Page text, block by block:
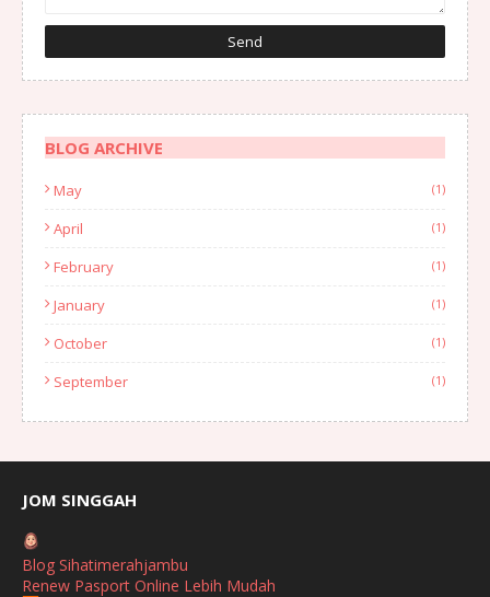
BLOG ARCHIVE
May (1)
April (1)
February (1)
January (1)
October (1)
September (1)
August (1)
July
June
January
JOM SINGGAH
Blog Sihatimerahjambu
Renew Pasport Online Lebih Mudah